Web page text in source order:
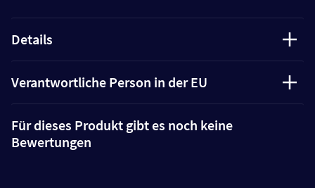
Details
Verantwortliche Person in der EU
Für dieses Produkt gibt es noch keine
Bewertungen